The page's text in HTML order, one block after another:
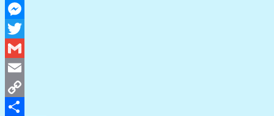
Facebook
Messenger
Twitter
Gmail
Email
Copy